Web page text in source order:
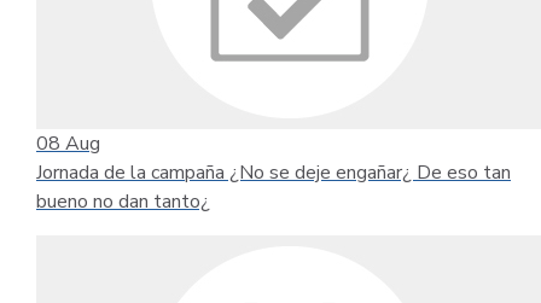
08 Aug
Jornada de la campaña ¿No se deje engañar¿ De eso tan
bueno no dan tanto¿